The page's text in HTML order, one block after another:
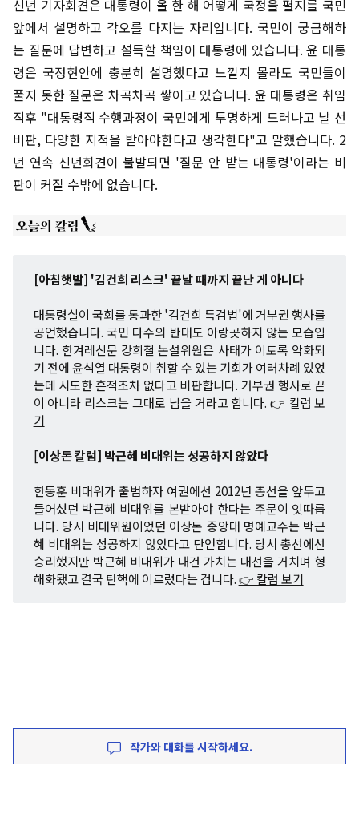
신년 기자회견은 대통령이 올 한 해 어떻게 국정을 펼지를 국민
앞에서 설명하고 각오를 다지는 자리입니다. 국민이 궁금해하
는 질문에 답변하고 설득할 책임이 대통령에 있습니다. 윤 대통
령은 국정현안에 충분히 설명했다고 느낄지 몰라도 국민들이
풀지 못한 질문은 차곡차곡 쌓이고 있습니다. 윤 대통령은 취임
직후 "대통령직 수행과정이 국민에게 투명하게 드러나고 날 선
비판, 다양한 지적을 받아야한다고 생각한다"고 말했습니다. 2
년 연속 신년회견이 불발되면 '질문 안 받는 대통령'이라는 비
판이 커질 수밖에 없습니다.
[아침햇발] '김건희 리스크' 끝날 때까지 끝난 게 아니다
대통령실이 국회를 통과한 '김건희 특검법'에 거부권 행사를
공언했습니다. 국민 다수의 반대도 아랑곳하지 않는 모습입
니다. 한겨레신문 강희철 논설위원은 사태가 이토록 악화되
기 전에 윤석열 대통령이 취할 수 있는 기회가 여러차례 있었
는데 시도한 흔적조차 없다고 비판합니다. 거부권 행사로 끝
이 아니라 리스크는 그대로 남을 거라고 합니다.👉 칼럼 보
기
[이상돈 칼럼] 박근혜 비대위는 성공하지 않았다
한동훈 비대위가 출범하자 여권에선 2012년 총선을 앞두고
들어섰던 박근혜 비대위를 본받아야 한다는 주문이 잇따릅
니다. 당시 비대위원이었던 이상돈 중앙대 명예교수는 박근
혜 비대위는 성공하지 않았다고 단언합니다. 당시 총선에선
승리했지만 박근혜 비대위가 내건 가치는 대선을 거치며 형
해화됐고 결국 탄핵에 이르렀다는 겁니다.👉 칼럼 보기
작가와 대화를 시작하세요.